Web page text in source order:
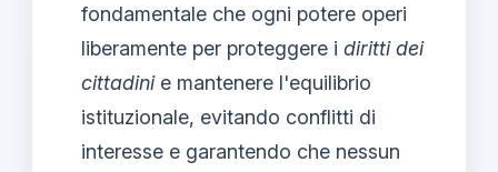
fondamentale che ogni potere operi
liberamente per proteggere i diritti dei
cittadinie mantenere l'equilibrio
istituzionale, evitando conflitti di
interesse e garantendo che nessun